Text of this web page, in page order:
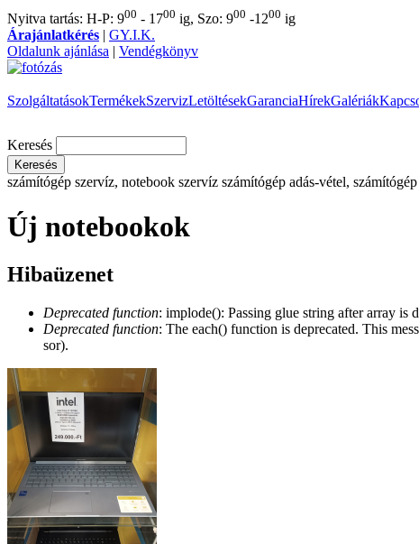
Nyitva tartás: H-P: 900 - 1700 ig, Szo: 900 -1200 ig
Árajánlatkérés | GY.I.K.
Oldalunk ajánlása | Vendégkönyv
SzolgáltatásokTermékekSzervizLetöltésekGaranciaHírekGalériák
Keresés
számítógép szervíz, notebook szervíz számítógép adás-vétel,
Új notebookok
Hibaüzenet
Deprecated function: implode(): Passing glue string after array is
Deprecated function: The each() function is deprecated. This
sor).